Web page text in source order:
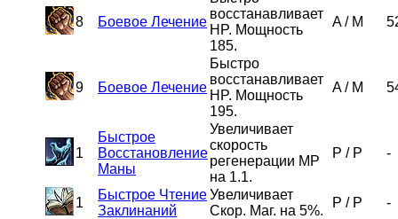
8 Боевое Лечение
восстанавливает
HP. Мощность
185.
A/ M
9 Боевое Лечение
Быстро
восстанавливает
HP. Мощность
195.
A/ M
1
Быстрое
Восстановление
Маны
Увеличивает
скорость
регенерации MP
на 1.1.
P / P -
1
Быстрое Чтение
Заклинаний
Увеличивает
Скор. Маг. на 5%.
P / P -